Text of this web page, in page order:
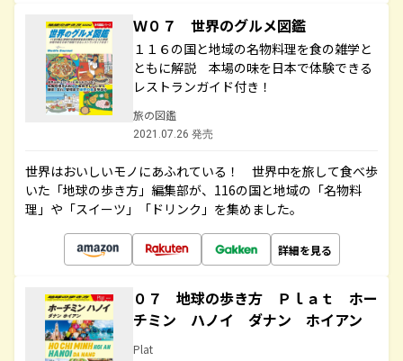
Ｗ０７ 世界のグルメ図鑑
１１６の国と地域の名物料理を食の雑学と
ともに解説 本場の味を日本で体験できる
レストランガイド付き！
旅の図鑑
2021.07.26 発売
世界はおいしいモノにあふれている！ 世界中を旅して食べ歩
いた「地球の歩き方」編集部が、116の国と地域の「名物料
理」や「スイーツ」「ドリンク」を集めました。
詳細を見る
０７ 地球の歩き方 Ｐｌａｔ ホー
チミン ハノイ ダナン ホイアン
Plat